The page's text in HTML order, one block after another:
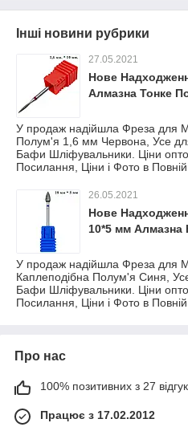
Інші новини рубрики
27.05.2021
Нове
Алмазна Тонке
У продаж надійшла Фреза для
Полум'я 1,6 мм Червона, Усе
Бафи Шліфувальники. Ціни
Посилання, Ціни і Фото в Повній
26.05.2021
Нове
10*5 мм Алмазна
У продаж надійшла Фреза для
Каплеподібна Полум'я Синя,
Бафи Шліфувальники. Ціни
Посилання, Ціни і Фото в Повній
Про нас
100% позитивних з 27
Працює з 17.02.2012